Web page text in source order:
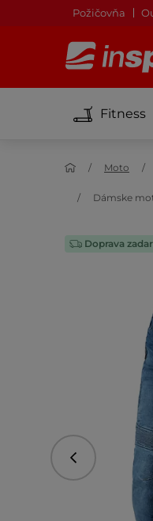
Požičovňa
Fitness
Moto
Dámske
Doprava
Predchádzajúce